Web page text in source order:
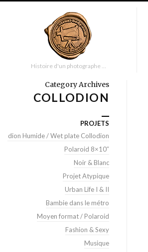
Histoire d'un photographe …
Category Archives
COLLODION
PROJETS
Humide / Wet plate Collodion
Polaroid 8×10″
Noir & Blanc
Projet Atypique
Urban Life I & II
Bambie dans le métro
Moyen format / Polaroid
Fashion & Sexy
Musique